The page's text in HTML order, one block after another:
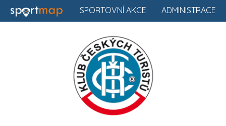
ADMINISTRACE
SPORTOVNÍ AKCE